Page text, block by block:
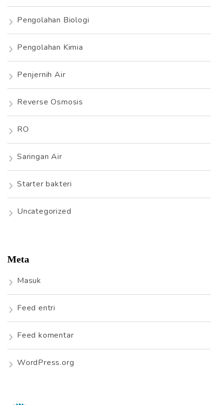
Pengolahan Biologi
Pengolahan Kimia
Penjernih Air
Reverse Osmosis
RO
Saringan Air
Starter bakteri
Uncategorized
Meta
Masuk
Feed entri
Feed komentar
WordPress.org